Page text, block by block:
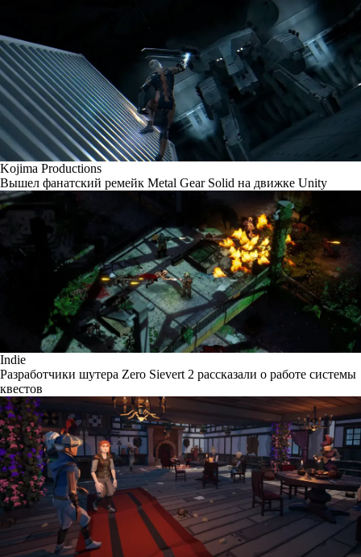
Kojima Productions
Вышел фанатский ремейк Metal Gear Solid на движке Unity
Indie
Разработчики шутера Zero Sievert 2 рассказали о работе системы
квестов